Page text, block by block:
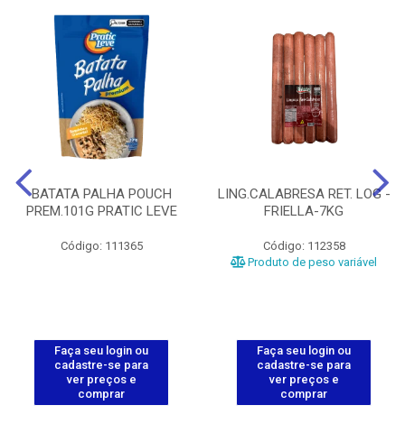
BATATA PALHA POUCH
PREM.101G PRATIC LEVE
Código: 111365
Faça seu login ou
cadastre-se para
ver preços e
comprar
LING.CALABRESA RET. LOG -
FRIELLA-7KG
Código: 112358
Produto de peso variável
Faça seu login ou
cadastre-se para
ver preços e
comprar